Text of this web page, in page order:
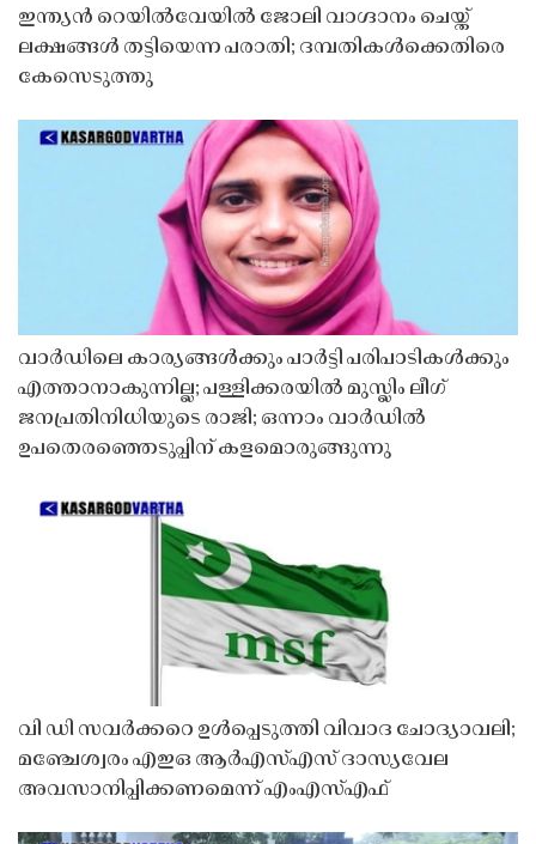
ഇന്ത്യൻ റെയിൽവേയിൽ ജോലി വാഗ്ദാനം ചെയ്ത്
ലക്ഷങ്ങൾ തട്ടിയെന്ന പരാതി; ദമ്പതികൾക്കെതിരെ
കേസെടുത്തു
വാർഡിലെ കാര്യങ്ങൾക്കും പാർട്ടി പരിപാടികൾക്കും
എത്താനാകുന്നില്ല; പള്ളിക്കരയിൽ മുസ്ലിം ലീഗ്
ജനപ്രതിനിധിയുടെ രാജി; ഒന്നാം വാർഡിൽ
ഉപതെരഞ്ഞെടുപ്പിന് കളമൊരുങ്ങുന്നു
വി ഡി സവർക്കറെ ഉൾപ്പെടുത്തി വിവാദ ചോദ്യാവലി;
മഞ്ചേശ്വരം എഇഒ ആർഎസ്എസ് ദാസ്യവേല
അവസാനിപ്പിക്കണമെന്ന് എംഎസ്എഫ്